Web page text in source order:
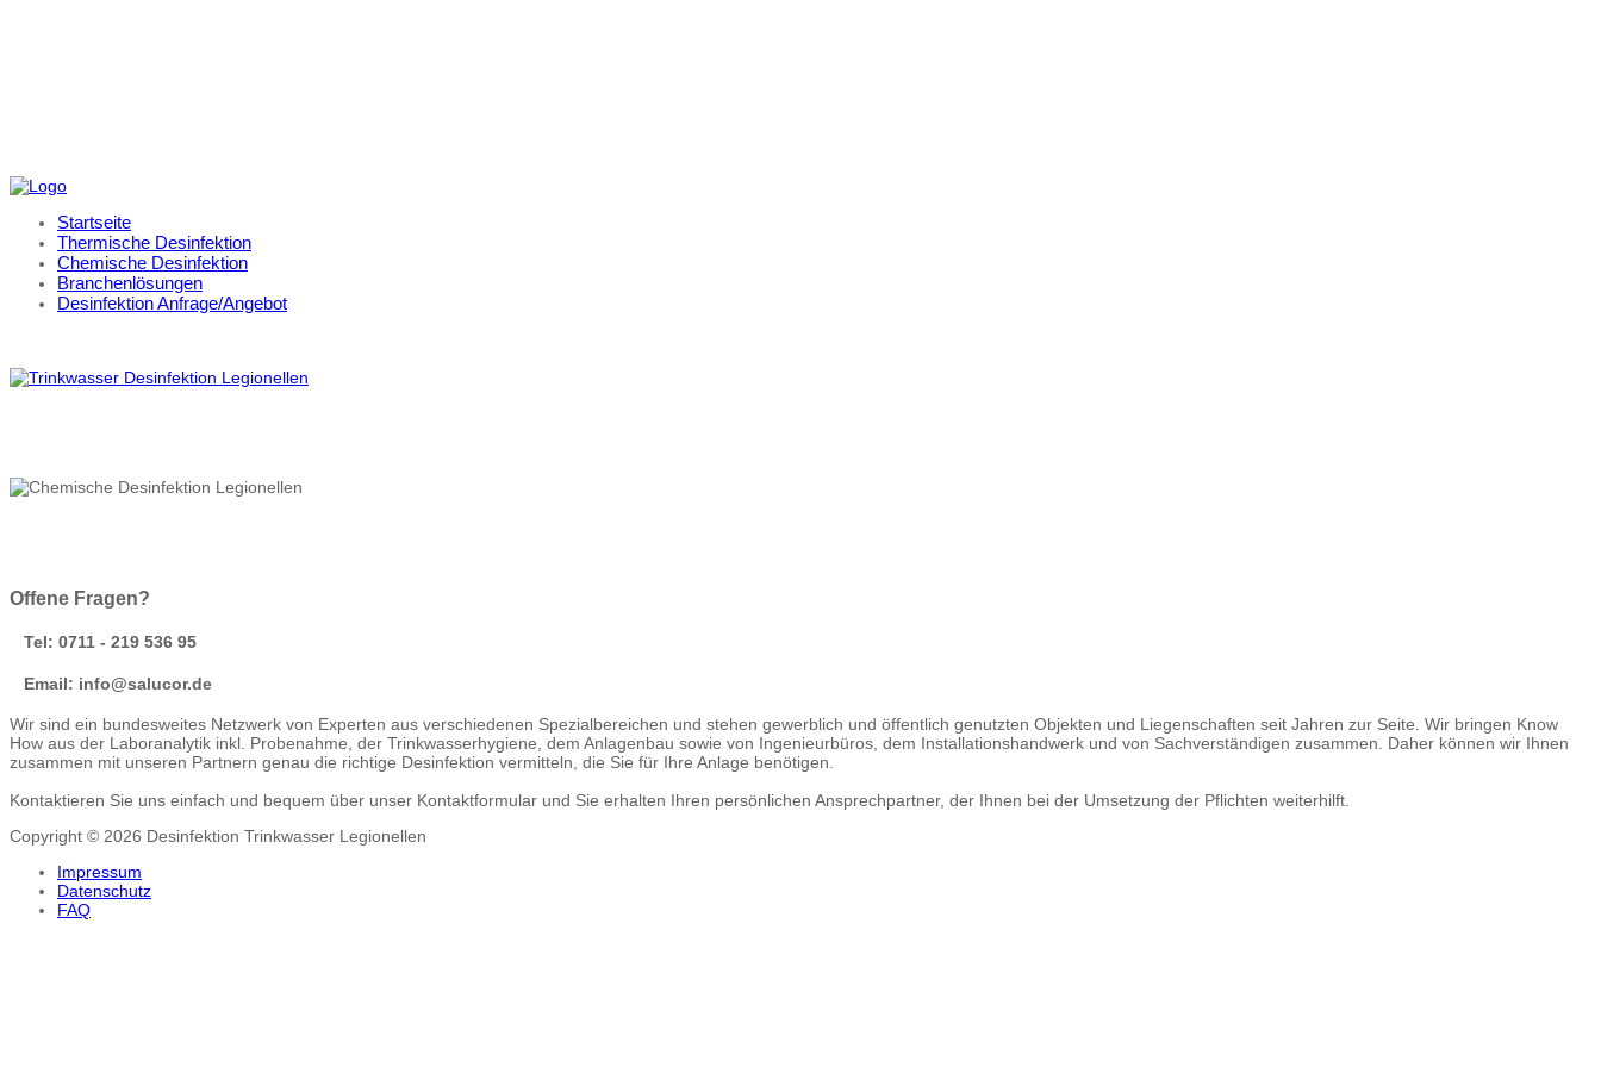
Startseite
Thermische Desinfektion
Chemische Desinfektion
Branchenlösungen
Desinfektion Anfrage/Angebot
Offene Fragen?
Tel: 0711 - 219 536 95
Email: info@salucor.de
Wir sind ein bundesweites Netzwerk von Experten aus verschiedenen Spezialbereichen und stehen gewerblich und öffentlich genutzten Objekten und Liegenschaften seit Jahren zur Seite. Wir bringen Know
How aus der Laboranalytik inkl. Probenahme, der Trinkwasserhygiene, dem Anlagenbau sowie von Ingenieurbüros, dem Installationshandwerk und von Sachverständigen zusammen. Daher können wir Ihnen
zusammen mit unseren Partnern genau die richtige Desinfektion vermitteln, die Sie für Ihre Anlage benötigen.
Kontaktieren Sie uns einfach und bequem über unser Kontaktformular und Sie erhalten Ihren persönlichen Ansprechpartner, der Ihnen bei der Umsetzung der Pflichten weiterhilft.
Copyright © 2026 Desinfektion Trinkwasser Legionellen
Impressum
Datenschutz
FAQ